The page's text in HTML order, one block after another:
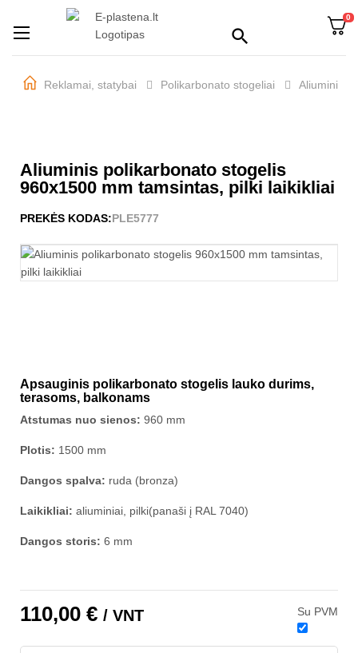

0
Perjungti
☰
Reklamai, statybai Polikarbonato stogeliai Aliuminiai
Aliuminis polikarbonato stogelis
960x1500 mm tamsintas, pilki laikikliai
PREKĖS KODAS:PLE5777
Apsauginis polikarbonato stogelis lauko durims,
terasoms, balkonams
Atstumas nuo sienos: 960 mm
Plotis: 1500 mm
Dangos spalva: ruda (bronza)
Laikikliai: aliuminiai, pilki(panaši į RAL 7040)
Dangos storis: 6 mm
110,00 € / VNT Su PVM